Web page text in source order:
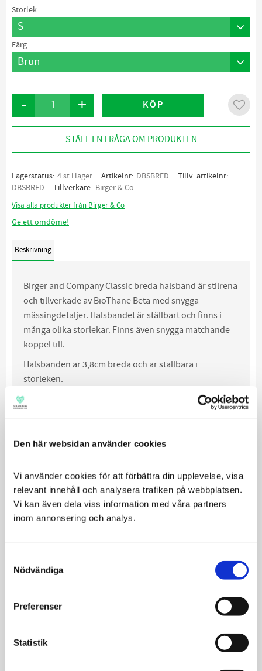
Den här websidan använder cookies
Vi använder cookies för att förbättra din upplevelse, visa
relevant innehåll och analysera trafiken på webbplatsen.
Vi kan även dela viss information med våra partners
inom annonsering och analys.
Selection
Nödvändiga
Preferenser
Statistik
Storlek
Färg
+
- KÖP Lägg
STÄLL EN FRÅGA OM PRODUKTEN
Lagerstatus 4 st i lager Artikelnr DBSBRED
Tillv. artikelnr
DBSBRED
Tillverkare Birger & Co
Visa alla produkter från Birger & Co
Ge ett omdöme!
Beskrivning
Birger and Company Classic breda halsband är stilrena
och tillverkade av BioThane Beta med snygga
mässingdetaljer. Halsbandet är ställbart och finns i
många olika storlekar. Finns även snygga matchande
koppel till.
Halsbanden är 3,8cm breda och är ställbara i
storleken.
Storlek
M
3.8 cm36-42cm
XL
3.8 cm48-56cm
XXL
3.8 cm56-62cm
*Längden på halsbanden är mätt efter hålens placering.
Mellan hålen skiljer det 2 cm (tex. storlek S. 30, 32, 34,